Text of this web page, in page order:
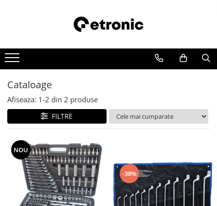
Cataloage
Afiseaza: 1-2 din 2 produse
FILTRE
NOU
-38%